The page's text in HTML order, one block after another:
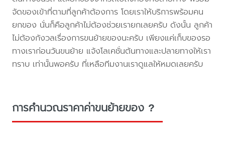
จัดของเข้าที่ตามที่ลูกค้าต้องการ โดยเราให้บริการพร้อมคน
ยกของ นั่นก็คือลูกค้าไม่ต้องช่วยเรายกเลยครับ ดังนั้น ลูกค้า
ไม่ต้องกังวลเรื่องการขนย้ายของนะครับ เพียงแค่เก็บของรอ
ทางเราก่อนวันขนย้าย แจ้งโลเคชั่นต้นทางและปลายทางให้เรา
ทราบ เท่านั้นพอครับ ที่เหลือทีมงานเราดูแลให้หมดเลยครับ
การคำนวณราคาค่าขนย้ายของ ?